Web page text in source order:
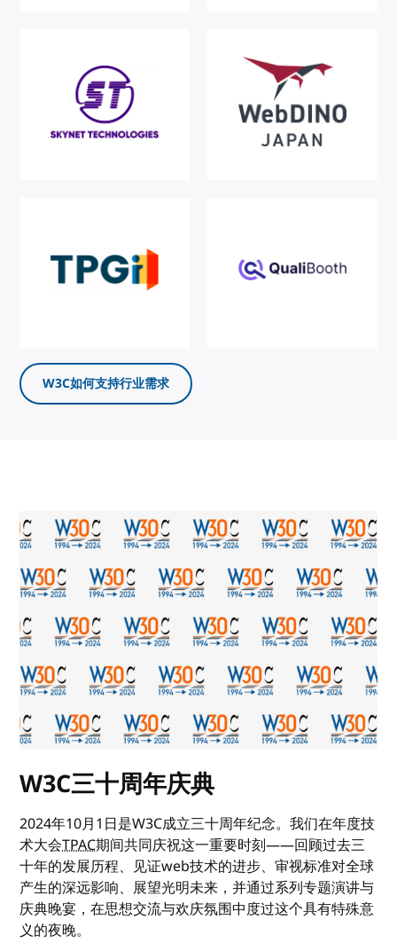
W3C如何支持行业需求
W3C三十周年庆典
2024年10月1日是W3C成立三十周年纪念。我们在年度技
术大会TPAC期间共同庆祝这一重要时刻——回顾过去三
十年的发展历程、见证web技术的进步、审视标准对全球
产生的深远影响、展望光明未来，并通过系列专题演讲与
庆典晚宴，在思想交流与欢庆氛围中度过这个具有特殊意
义的夜晚。